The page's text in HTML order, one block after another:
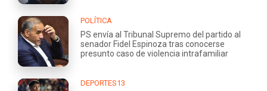
POLÍTICA
PS envía al Tribunal Supremo del partido al
senador Fidel Espinoza tras conocerse
presunto caso de violencia intrafamiliar
DEPORTES13